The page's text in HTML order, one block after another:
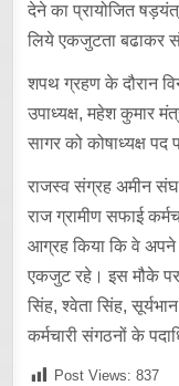
देने का प्रायोजित
लिये एकजुटता बढाकर
शपथ ग्रहण के दौरान
उपाध्यक्ष, महेश कुमार
सागर को कोषाध्यक्ष पद
राजस्व संग्रह अमीन संघ
राज ग्रामीण सफाई
आग्रह किया कि वे अपने
एकजुट रहे। इस मौके पर
सिंह, श्वेता सिंह,
कर्मचारी संगठनों के
Post Views: 837